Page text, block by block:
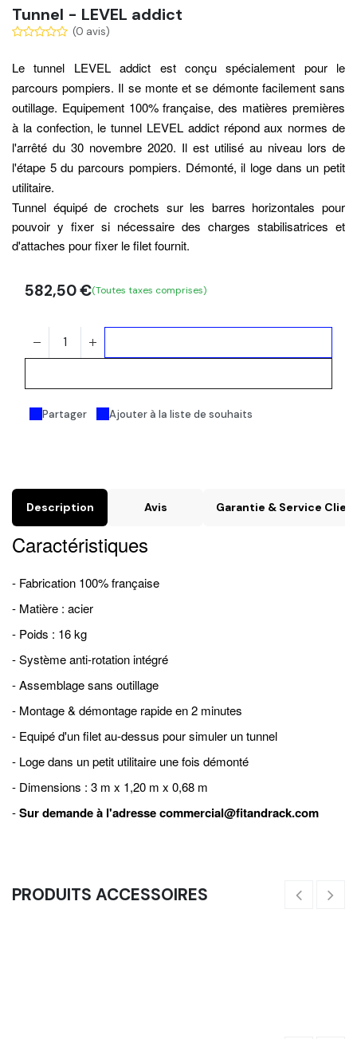
Tunnel - LEVEL addict
(0 avis)
Le tunnel LEVEL addict est conçu spécialement pour le
parcours pompiers. Il se monte et se démonte facilement sans
outillage. Equipement 100% française, des matières premières
à la confection, le tunnel LEVEL addict répond aux normes de
l'arrêté du 30 novembre 2020. Il est utilisé au niveau lors de
l'étape 5 du parcours pompiers. Démonté, il loge dans un petit
utilitaire.
Tunnel équipé de crochets sur les barres horizontales pour
pouvoir y fixer si nécessaire des charges stabilisatrices et
d'attaches pour fixer le filet fournit.
Partager Ajouter à la liste de souhaits
582,50€(Toutes taxes comprises)
Description Avis Garantie & Service
Caractéristiques
- Fabrication 100% française
- Matière : acier
- Poids : 16 kg
- Système anti-rotation intégré
- Assemblage sans outillage
- Montage & démontage rapide en 2 minutes
- Equipé d'un filet au-dessus pour simuler un tunnel
- Loge dans un petit utilitaire une fois démonté
- Dimensions : 3 m x 1,20 m x 0,68 m
-Sur demande à l'adressecommercial@fitandrack.com
PRODUITS ACCESSOIRES